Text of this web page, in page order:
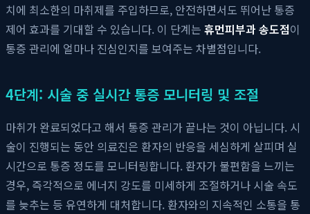
치에 최소한의 마취제를 주입하므로, 안전하면서도 뛰어난 통증
제어 효과를 기대할 수 있습니다. 이 단계는 휴먼피부과 송도점이
통증 관리에 얼마나 진심인지를 보여주는 차별점입니다.
4단계: 시술 중 실시간 통증 모니터링 및 조절
마취가 완료되었다고 해서 통증 관리가 끝나는 것이 아닙니다. 시
술이 진행되는 동안 의료진은 환자의 반응을 세심하게 살피며 실
시간으로 통증 정도를 모니터링합니다. 환자가 불편함을 느끼는
경우, 즉각적으로 에너지 강도를 미세하게 조절하거나 시술 속도
를 늦추는 등 유연하게 대처합니다. 환자와의 지속적인 소통을 통